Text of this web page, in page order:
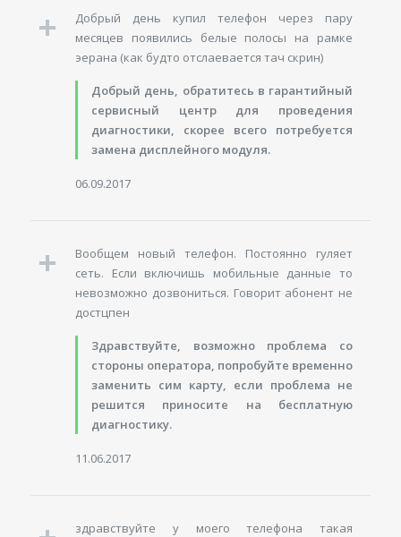
Добрый день купил телефон через пару
месяцев появились белые полосы на рамке
эерана (как будто отслаевается тач скрин)
Добрый день, обратитесь в гарантийный
сервисный центр для проведения
диагностики, скорее всего потребуется
замена дисплейного модуля.
06.09.2017
Вообщем новый телефон. Постоянно гуляет
сеть. Если включишь мобильные данные то
невозможно дозвониться. Говорит абонент не
достцпен
Здравствуйте, возможно проблема со
стороны оператора, попробуйте временно
заменить сим карту, если проблема не
решится приносите на бесплатную
диагностику.
11.06.2017
здравствуйте у моего телефона такая